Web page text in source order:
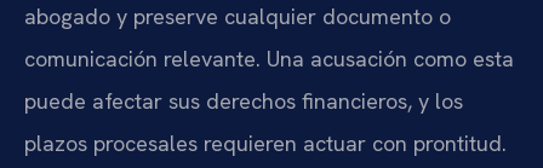
abogado y preserve cualquier documento o
comunicación relevante. Una acusación como esta
puede afectar sus derechos financieros, y los
plazos procesales requieren actuar con prontitud.